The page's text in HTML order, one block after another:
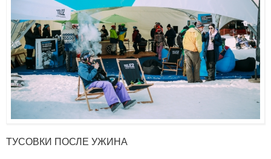
ТУСОВКИ ПОСЛЕ УЖИНА